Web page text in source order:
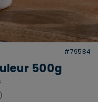
#79584
500g